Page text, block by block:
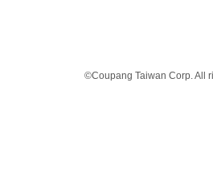
©Coupang Taiwan Corp. All